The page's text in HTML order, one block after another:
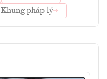
Khung pháp lý